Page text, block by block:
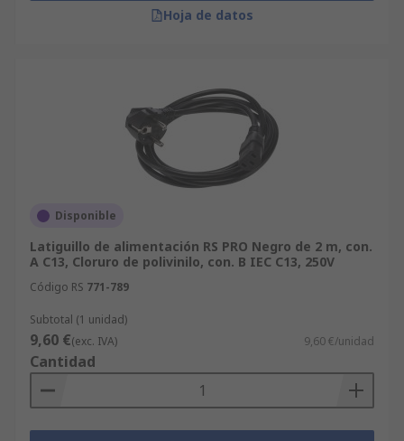
Hoja de datos
Disponible
Latiguillo de alimentación RS PRO Negro de 2 m, con.
A C13, Cloruro de polivinilo, con. B IEC C13, 250V
Código RS 771-789
Subtotal (1 unidad)
9,60 €(exc. IVA) 9,60 €/unidad
Cantidad